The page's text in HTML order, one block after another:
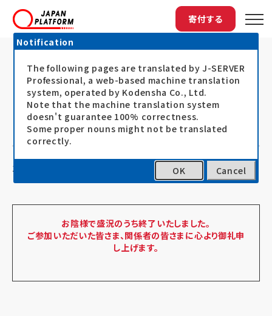
寄付する
トップ 最新情報 9月27日・28日、「INEEミニマム・...
9月27日・28日、「INEEミニマム・スタ
ンダード（緊急時の教育の最低基準）2
日間研修」開催
16.09.14
お陰様で盛況のうち終了いたしました。
ご参加いただいた皆さま、関係者の皆さまに心より御礼申
し上げます。
Notification
The following pages are translated by J-SERVER
Professional, a web-based machine translation
system, operated by Kodensha Co., Ltd.
Note that the machine translation system
doesn't guarantee 100% correctness.
Some proper nouns might not be translated
correctly.
OK Cancel